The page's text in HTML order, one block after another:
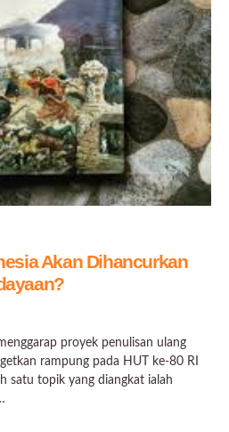
Akan Dihancurkan
proyek penulisan ulang
rampung pada HUT ke-80 RI
satu topik yang diangkat ialah